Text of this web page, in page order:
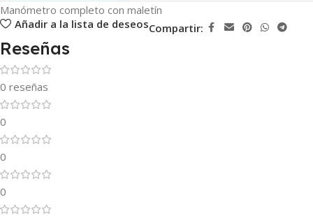
Manómetro completo con maletín
Añadir a la lista de deseosCompartir:
Reseñas
0 reseñas
0
0
0